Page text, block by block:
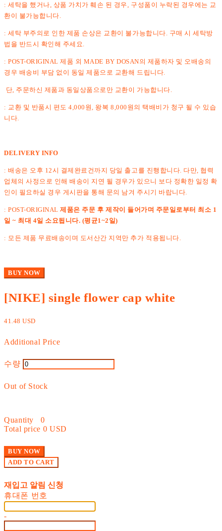
: 세탁을 했거나, 상품 가치가 훼손 된 경우, 구성품이 누락된 경우에는 교
환이 불가능합니다.
: 세탁 부주의로 인한 제품 손상은 교환이 불가능합니다. 구매 시 세탁방
법을 반드시 확인해 주세요.
: POST-ORIGINAL 제품 외 MADE BY DOSAN의 제품하자 및 오배송의
경우 배송비 부담 없이 동일 제품으로 교환해 드립니다.
단, 주문하신 제품과 동일상품으로만 교환이 가능합니다.
: 교환 및 반품시 편도 4,000원, 왕복 8,000원의 택배비가 청구 될 수 있습
니다.
DELIVERY INFO
: 배송은 오후 12시 결제완료건까지 당일 출고를 진행합니다. 다만, 협력
업체의 사정으로 인해 배송이 지연 될 경우가 있으니 보다 정확한 일정 확
인이 필요하실 경우 게시판을 통해 문의 남겨 주시기 바랍니다.
: POST-ORIGINAL 제품은 주문 후 제작이 들어가며 주문일로부터 최소 1
일 ~ 최대 4일 소요됩니다. (평균1~2일)
: 모든 제품 무료배송이며 도서산간 지역만 추가 적용됩니다.
BUY NOW
[NIKE] single flower cap white
41.48 USD
Additional Price
수량
Out of Stock
Quantity
0
Total price 0 USD
BUY NOW
ADD TO CART
재입고 알림 신청
휴대폰 번호
-